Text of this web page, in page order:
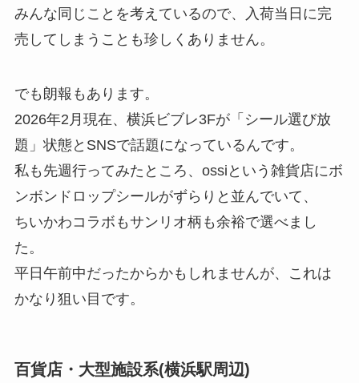
みんな同じことを考えているので、入荷当日に完
売してしまうことも珍しくありません。
でも朗報もあります。
2026年2月現在、横浜ビブレ3Fが「シール選び放
題」状態とSNSで話題になっているんです。
私も先週行ってみたところ、ossiという雑貨店にボ
ンボンドロップシールがずらりと並んでいて、
ちいかわコラボもサンリオ柄も余裕で選べまし
た。
平日午前中だったからかもしれませんが、これは
かなり狙い目です。
百貨店・大型施設系(横浜駅周辺)